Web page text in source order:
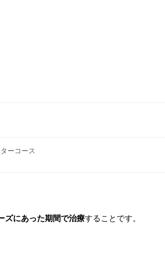
ーコース
ズにあった期間で治療することです。